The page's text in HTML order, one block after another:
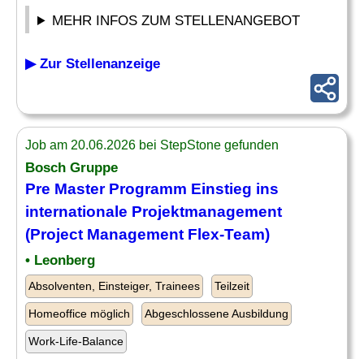
MEHR INFOS ZUM STELLENANGEBOT
▶ Zur Stellenanzeige
Job am 20.06.2026 bei StepStone gefunden
Bosch Gruppe
Pre Master Programm Einstieg ins
internationale Projektmanagement
(Project Management Flex-Team)
• Leonberg
Absolventen, Einsteiger, Trainees Teilzeit
Homeoffice möglich Abgeschlossene Ausbildung
Work-Life-Balance